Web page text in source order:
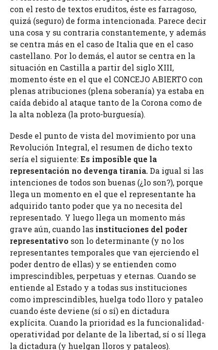
con el resto de textos eruditos, éste es farragoso,
quizá (seguro) de forma intencionada. Parece decir
una cosa y su contraria constantemente, y además
se centra más en el caso de Italia que en el caso
castellano. Por lo demás, el autor se centra en la
situación en Castilla a partir del siglo XIII,
momento éste en el que el CONCEJO ABIERTO con
plenas atribuciones (plena soberanía) ya estaba en
caída debido al ataque tanto de la Corona como de
la alta nobleza (la proto-burguesía).
Desde el punto de vista del movimiento por una
Revolución Integral, el resumen de dicho texto
sería el siguiente:Es imposible que la
representación no devenga tiranía. Da igual si las
intenciones de todos son buenas (¿lo son?), porque
llega un momento en el que el representante ha
adquirido tanto poder que ya no necesita del
representado. Y luego llega un momento más
grave aún, cuando las instituciones del poder
representativo son lo determinante (y no los
representantes temporales que van ejerciendo el
poder dentro de ellas) y se entienden como
imprescindibles, perpetuas y eternas. Cuando se
entiende al Estado y a todas sus instituciones
como imprescindibles, huelga todo lloro y pataleo
cuando éste deviene (sí o sí) en dictadura
explícita. Cuando la prioridad es la funcionalidad-
operatividad por delante de la libertad, sí o sí llega
la dictadura (y huelgan lloros y pataleos).